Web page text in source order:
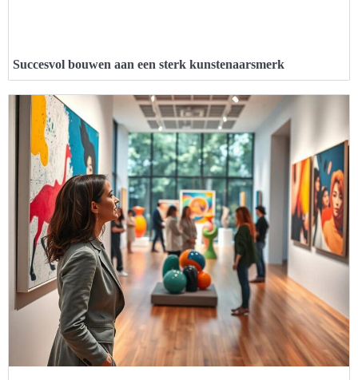
Succesvol bouwen aan een sterk kunstenaarsmerk